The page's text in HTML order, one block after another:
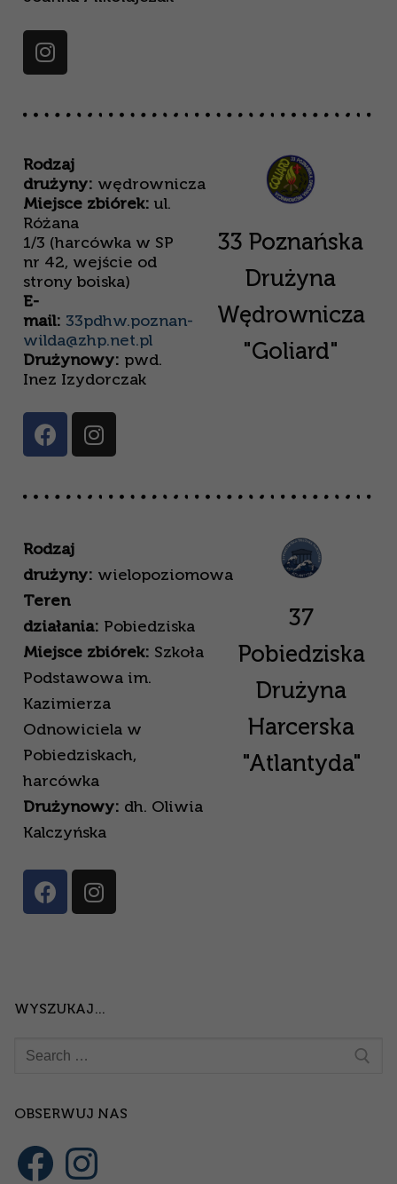
Rodzaj
drużyny: wędrownicza
Miejsce zbiórek: ul.
Różana
1/3 (harcówka w SP
nr 42, wejście od
strony boiska)
E-
mail: 33pdhw.poznan-
wilda@zhp.net.pl
Drużynowy: pwd.
Inez Izydorczak
33 Poznańska
Drużyna
Wędrownicza
"Goliard"
Rodzaj
drużyny: wielopoziomowa
Teren
działania: Pobiedziska
Miejsce zbiórek: Szkoła
Podstawowa im.
Kazimierza
Odnowiciela w
Pobiedziskach,
harcówka
Drużynowy: dh. Oliwia
Kalczyńska
37
Pobiedziska
Drużyna
Harcerska
"Atlantyda"
WYSZUKAJ…
OBSERWUJ NAS